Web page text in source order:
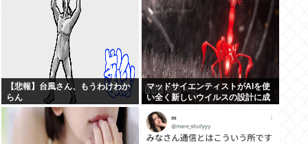
【悲報】台風さん、もうわけわか
らん
マッドサイエンティストがAIを使
い全く新しいウイルスの設計に成